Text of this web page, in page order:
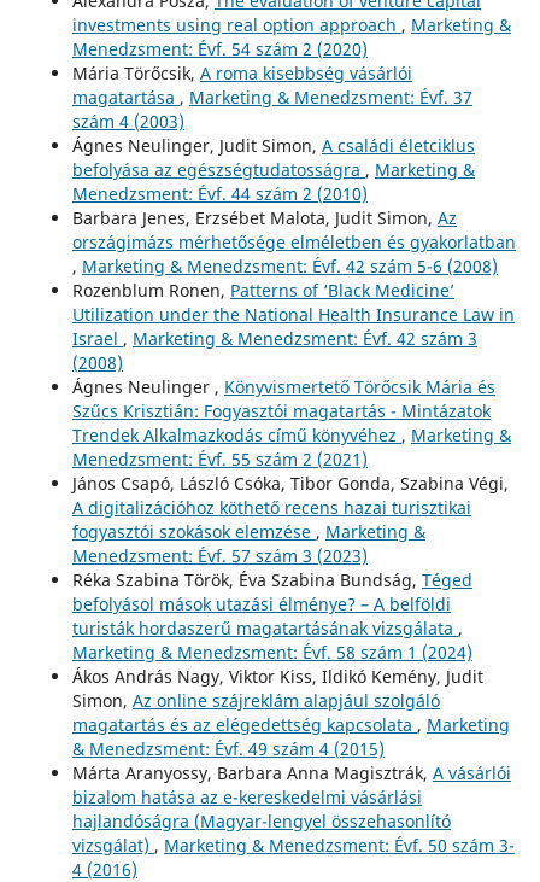
investments using real option approach , Marketing &
Menedzsment: Évf. 54 szám 2 (2020)
Mária Törőcsik, A roma kisebbség vásárlói
magatartása , Marketing & Menedzsment: Évf. 37
szám 4 (2003)
Ágnes Neulinger, Judit Simon, A családi életciklus
befolyása az egészségtudatosságra , Marketing &
Menedzsment: Évf. 44 szám 2 (2010)
Barbara Jenes, Erzsébet Malota, Judit Simon, Az
országimázs mérhetősége elméletben és gyakorlatban
, Marketing & Menedzsment: Évf. 42 szám 5-6 (2008)
Rozenblum Ronen, Patterns of ‘Black Medicine’
Utilization under the National Health Insurance Law in
Israel , Marketing & Menedzsment: Évf. 42 szám 3
(2008)
Ágnes Neulinger , Könyvismertető Törőcsik Mária és
Szűcs Krisztián: Fogyasztói magatartás - Mintázatok
Trendek Alkalmazkodás című könyvéhez , Marketing &
Menedzsment: Évf. 55 szám 2 (2021)
János Csapó, László Csóka, Tibor Gonda, Szabina Végi,
A digitalizációhoz köthető recens hazai turisztikai
fogyasztói szokások elemzése , Marketing &
Menedzsment: Évf. 57 szám 3 (2023)
Réka Szabina Török, Éva Szabina Bundság, Téged
befolyásol mások utazási élménye? – A belföldi
turisták hordaszerű magatartásának vizsgálata ,
Marketing & Menedzsment: Évf. 58 szám 1 (2024)
Ákos András Nagy, Viktor Kiss, Ildikó Kemény, Judit
Simon, Az online szájreklám alapjául szolgáló
magatartás és az elégedettség kapcsolata , Marketing
& Menedzsment: Évf. 49 szám 4 (2015)
Márta Aranyossy, Barbara Anna Magisztrák, A vásárlói
bizalom hatása az e-kereskedelmi vásárlási
hajlandóságra (Magyar-lengyel összehasonlító
vizsgálat) , Marketing & Menedzsment: Évf. 50 szám 3-
4 (2016)